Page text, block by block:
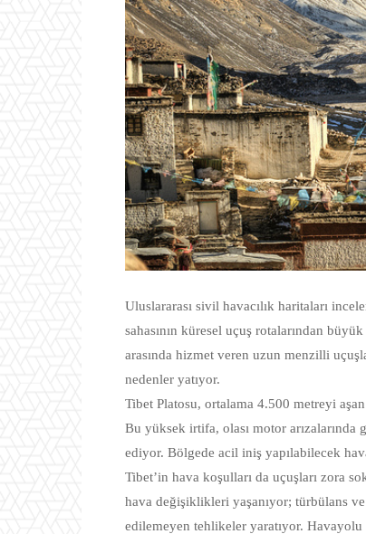
Uluslararası sivil havacılık haritaları
sahasının küresel uçuş rotalarından
arasında hizmet veren uzun menzilli
nedenler yatıyor.
Tibet Platosu, ortalama 4.500 metreyi
Bu yüksek irtifa, olası motor
ediyor. Bölgede acil iniş yapılabilecek
Tibet’in hava koşulları da uçuşları zora
hava değişiklikleri yaşanıyor; türbülans
edilemeyen tehlikeler yaratıyor.